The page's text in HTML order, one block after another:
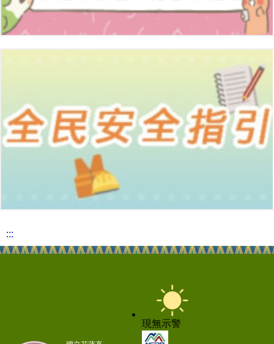
:::
現無示警